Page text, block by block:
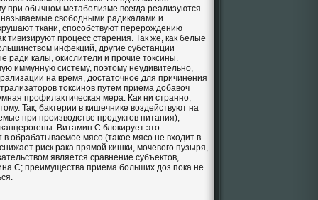
при обычном метаболизме всегда реализуются
свободными радикалами и
ткани, способствуют перерождению
тивизируют процесс старения. Так же, как белые
инфекций, другие субстанции
ради калы, окислители и прочие токсины.
иммунную систему, поэтому неудивительно,
на время, достаточное для причинения
токсинов путем приема добавоч
профилактическая мера. Как ни странно,
Так, бактерии в кишечнике воздействуют на
при производстве продуктов питания),
Витамин С блокирует это
обрабатываемое мясо (такое мясо не входит в
риск рака прямой кишки, мочевого пузыря,
является сравнение субъектов,
С; преимущества приема больших доз пока не